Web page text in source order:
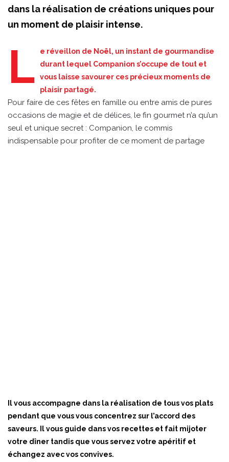
dans la réalisation de créations uniques pour
un moment de plaisir intense.
L
e réveillon de Noël, un instant de gourmandise
durant lequel Companion s’occupe de tout et
vous laisse savourer ces précieux moments de
plaisir partagé.
Pour faire de ces fêtes en famille ou entre amis de pures
occasions de magie et de délices, le fin gourmet n’a qu’un
seul et unique secret : Companion, le commis
indispensable pour profiter de ce moment de partage
Il vous accompagne dans la réalisation de tous vos plats
pendant que vous vous concentrez sur l’accord des
saveurs. Il vous guide dans vos recettes et fait mijoter
votre dîner tandis que vous servez votre apéritif et
échangez avec vos convives.